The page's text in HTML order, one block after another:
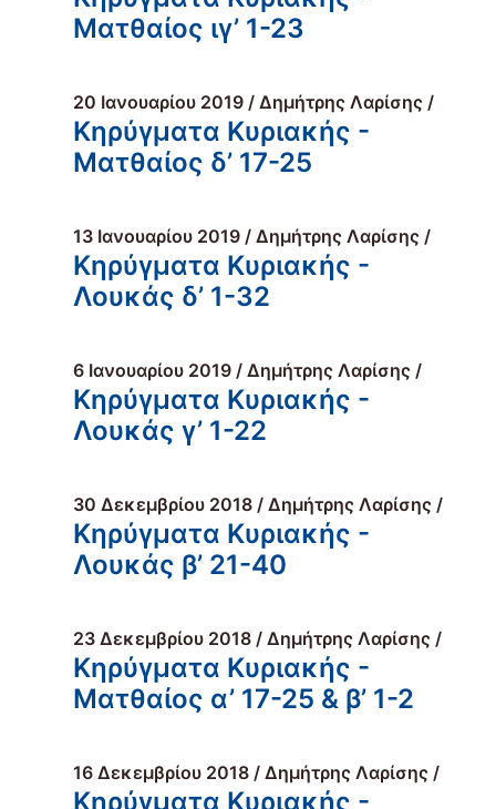
Ματθαίος ιγ’ 1-23
20 Ιανουαρίου 2019 / Δημήτρης Λαρίσης /
Κηρύγματα Κυριακής -
Ματθαίος δ’ 17-25
13 Ιανουαρίου 2019 / Δημήτρης Λαρίσης /
Κηρύγματα Κυριακής -
Λουκάς δ’ 1-32
6 Ιανουαρίου 2019 / Δημήτρης Λαρίσης /
Κηρύγματα Κυριακής -
Λουκάς γ’ 1-22
30 Δεκεμβρίου 2018 / Δημήτρης Λαρίσης /
Κηρύγματα Κυριακής -
Λουκάς β’ 21-40
23 Δεκεμβρίου 2018 / Δημήτρης Λαρίσης /
Κηρύγματα Κυριακής -
Ματθαίος α’ 17-25 & β’ 1-2
16 Δεκεμβρίου 2018 / Δημήτρης Λαρίσης /
Κηρύγματα Κυριακής -